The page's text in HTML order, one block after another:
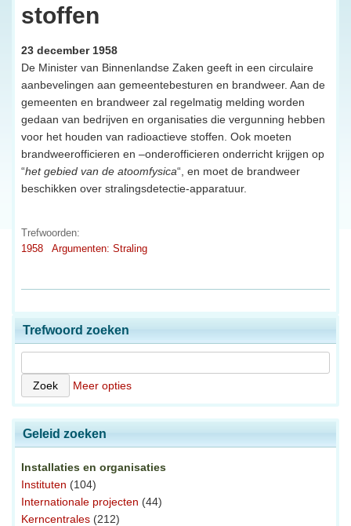
stoffen
23 december 1958
De Minister van Binnenlandse Zaken geeft in een circulaire
aanbevelingen aan gemeentebesturen en brandweer. Aan de
gemeenten en brandweer zal regelmatig melding worden
gedaan van bedrijven en organisaties die vergunning hebben
voor het houden van radioactieve stoffen. Ook moeten
brandweerofficieren en –onderofficieren onderricht krijgen op
“het gebied van de atoomfysica“, en moet de brandweer
beschikken over stralingsdetectie-apparatuur.
Trefwoorden:
1958
Argumenten: Straling
Trefwoord zoeken
Meer opties
Geleid zoeken
Installaties en organisaties
Instituten (104)
Internationale projecten (44)
Kerncentrales (212)